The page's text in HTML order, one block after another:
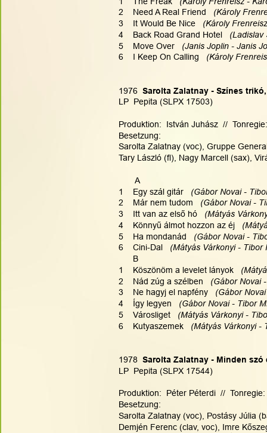
2    Need A Real Friend
(Károly
3    It Would Be Nice
(Károly
4    Back Road Grand Hotel (Ladislav
5    Move Over (Janis Joplin - Janis
6    I Keep On Calling
(Károly
1976
Sarolta Zalatnay - Színes
LP  Pepita (SLPX 17503)
Produktion:  István Juhász  //
Besetzung:
Sarolta Zalatnay (voc), Gruppe
Tary László (fl), Nagy Marcell (sax),
       A
1    Egy szál gitár (Gábor Novai -
2    Már nem tudom
(Gábor Novai -
3    Itt van az első hó (Mátyás
4    Könnyű álmot hozzon az éj
5    Ha mondanád
(Gábor Novai -
6    Cini-Dal (Mátyás Várkonyi - Tibor
      B
1    Köszönöm a levelet lányok
2    Nád zúg a szélben
(Gábor Novai
3    Ne hagyj el napfény (Gábor
4    Így legyen
(Gábor Novai - Tibor
5    Városliget
(Mátyás Várkonyi -
6    Kutyaszemek
(Mátyás Várkonyi -
1978
Sarolta Zalatnay - Minden szó
LP  Pepita (SLPX 17544)
Produktion:  Péter Péterdi  //
Besetzung:
Sarolta Zalatnay (voc), Postásy Júlia
Demjén Ferenc (clav, voc), Imre